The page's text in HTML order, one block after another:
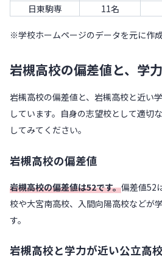
日東駒専
11名
※学校ホームページのデータを元に作
岩槻高校の偏差値と、学
岩槻高校の偏差値と、岩槻高校と近い
しています。自身の志望校として適切
してみてください。
岩槻高校の偏差値
岩槻高校の偏差値は52です。偏差値52
校や大宮南高校、入間向陽高校などが
す。
岩槻高校と学力が近い公立高校